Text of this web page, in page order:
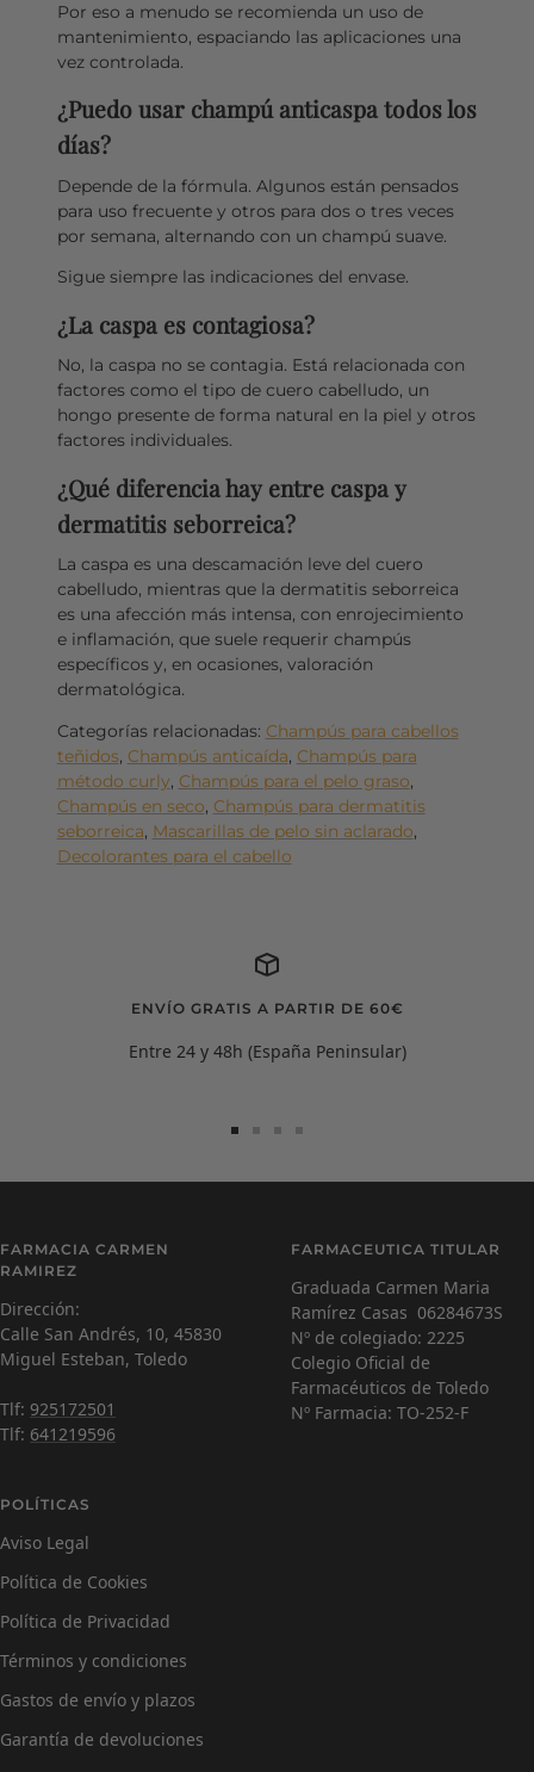
Por eso a menudo se recomienda un uso de
mantenimiento, espaciando las aplicaciones una
vez controlada.
¿Puedo usar champú anticaspa todos los
días?
Depende de la fórmula. Algunos están pensados
para uso frecuente y otros para dos o tres veces
por semana, alternando con un champú suave.
Sigue siempre las indicaciones del envase.
¿La caspa es contagiosa?
No, la caspa no se contagia. Está relacionada con
factores como el tipo de cuero cabelludo, un
hongo presente de forma natural en la piel y otros
factores individuales.
¿Qué diferencia hay entre caspa y
dermatitis seborreica?
La caspa es una descamación leve del cuero
cabelludo, mientras que la dermatitis seborreica
es una afección más intensa, con enrojecimiento
e inflamación, que suele requerir champús
específicos y, en ocasiones, valoración
dermatológica.
Categorías relacionadas: Champús para cabellos
teñidos, Champús anticaída, Champús para
método curly, Champús para el pelo graso,
Champús en seco, Champús para dermatitis
seborreica, Mascarillas de pelo sin aclarado,
Decolorantes para el cabello
ENVÍO GRATIS A PARTIR DE 60€
Entre 24 y 48h (España Peninsular)
Ir
Ir
Ir
Ir
4
FARMACIA CARMEN
RAMIREZ
Dirección:
Calle San Andrés, 10, 45830
Miguel Esteban, Toledo
Tlf: 925172501
Tlf: 641219596
FARMACEUTICA TITULAR
Graduada Carmen Maria
Ramírez Casas 06284673S
Nº de colegiado: 2225
Colegio Oficial de
Farmacéuticos de Toledo
Nº Farmacia: TO-252-F
POLÍTICAS
Aviso Legal
Política de Cookies
Política de Privacidad
Términos y condiciones
Gastos de envío y plazos
Garantía de devoluciones
C Farmacéutica Virtual - En línea
¡Hola! Soy Carmen 😊, tu farmacéutica virtual.
¿Cómo estás hoy y en qué puedo ayudarte?